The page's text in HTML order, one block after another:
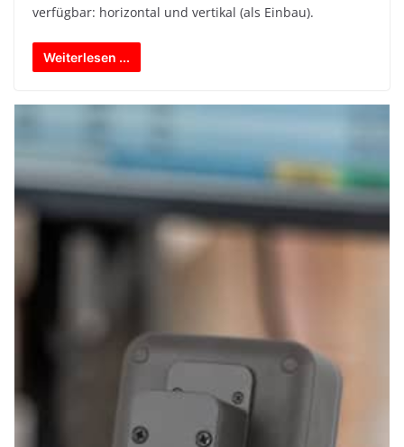
verfügbar: horizontal und vertikal (als Einbau).
Weiterlesen ...